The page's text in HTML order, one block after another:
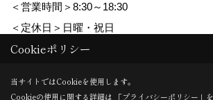
＜営業時間＞8:30～18:30
＜定休日＞日曜・祝日
Copyright (c) SAKAE-KENCHIKU. All Rights
Cookieポリシー
当サイトではCookieを使用します。
Cookieの使用に関する詳細は 「プライバシーポリシー 」